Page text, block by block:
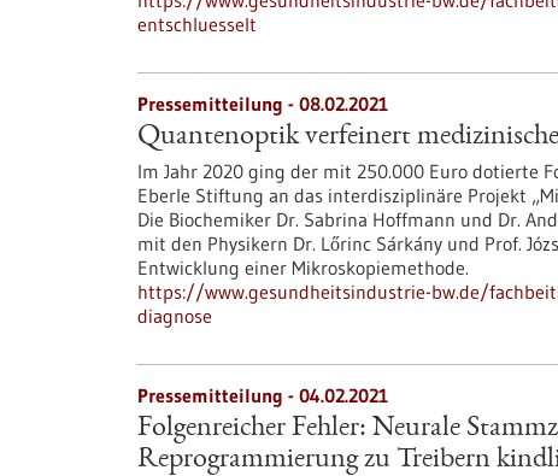
entschluesselt
Pressemitteilung - 08.02.2021
Quantenoptik verfeinert
Im Jahr 2020 ging der mit 250.000 Euro dotierte
Eberle Stiftung an das interdisziplinäre Projekt
Die Biochemiker Dr. Sabrina Hoffmann und Dr.
mit den Physikern Dr. Lőrinc Sárkány und Prof.
Entwicklung einer Mikroskopiemethode.
https://www.gesundheitsindustrie-bw.de/
diagnose
Pressemitteilung - 04.02.2021
Folgenreicher Fehler: Neurale
Reprogrammierung zu Treibern